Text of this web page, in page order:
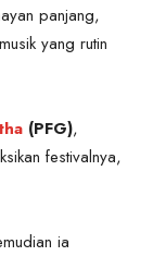
panjang,
yang rutin
(PFG),
festivalnya,
ia